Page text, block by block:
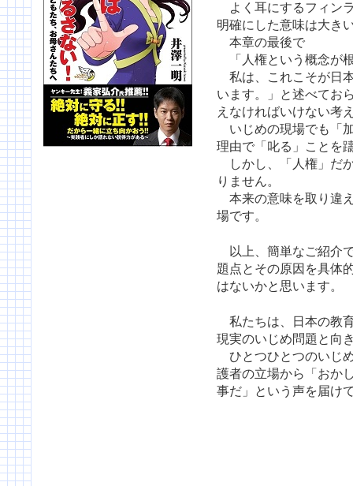
よく耳にするフィン
明確にした意味は大き
本章の最後で
「人権という概念が
私は、これこそが日
います。」と述べてお
えなければいけない考
いじめの現場でも「
理由で「叱る」ことを
しかし、「人権」だ
りません。
本来の意味を取り違
場です。
以上、簡単なご紹介
題点とその原因を具体
はないかと思います。
私たちは、日本の教
現実のいじめ問題と向
ひとつひとつのいじ
護者の立場から「おか
事だ」という声を届け